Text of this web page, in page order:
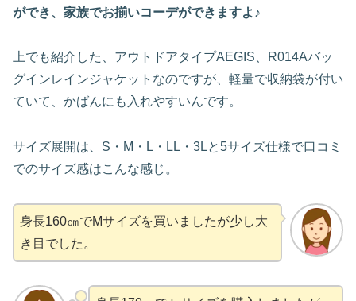
ができ、家族でお揃いコーデができますよ♪
上でも紹介した、アウトドアタイプAEGIS、R014Aバッ
グインレインジャケットなのですが、軽量で収納袋が付い
ていて、かばんにも入れやすいんです。
サイズ展開は、S・M・L・LL・3Lと5サイズ仕様で口コミ
でのサイズ感はこんな感じ。
身長160㎝でMサイズを買いましたが少し大
き目でした。